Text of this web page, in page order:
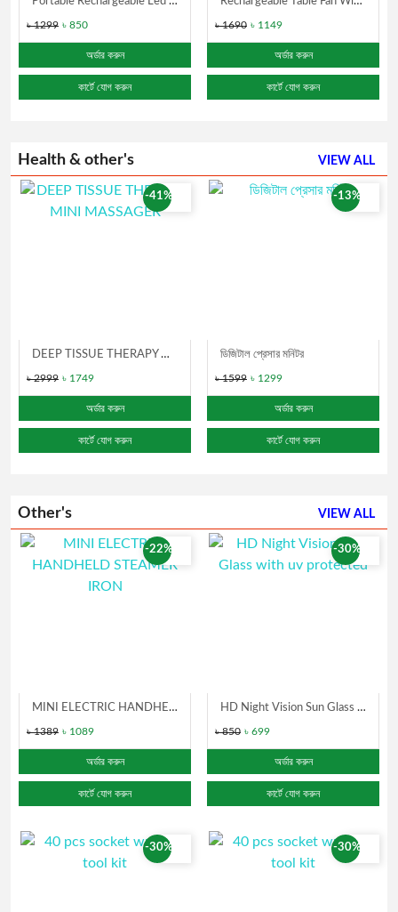
৳ 1299 ৳ 850
অর্ডার করুন
কার্টে যোগ করুন
৳ 1690 ৳ 1149
অর্ডার করুন
কার্টে যোগ করুন
Health & other's VIEW ALL
-41%
DEEP TISSUE THERAPY MINI MASSAGER
৳ 2999 ৳ 1749
অর্ডার করুন
কার্টে যোগ করুন
-13%
ডিজিটাল প্রেসার মনিটর
৳ 1599 ৳ 1299
অর্ডার করুন
কার্টে যোগ করুন
Other's VIEW ALL
-22%
MINI ELECTRIC HANDHELD STEAMER IRON
৳ 1389 ৳ 1089
অর্ডার করুন
কার্টে যোগ করুন
-30%
HD Night Vision Sun Glass with uv protected
৳ 850 ৳ 699
অর্ডার করুন
কার্টে যোগ করুন
-30% -30%